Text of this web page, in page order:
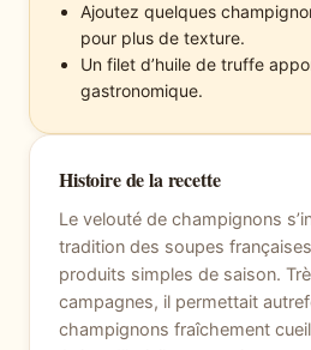
Ajoutez quelques
pour plus de texture.
Un filet d’huile de truffe
gastronomique.
Histoire de la recette
Le velouté de champignons
tradition des soupes
produits simples de saison.
campagnes, il permettait
champignons fraîchement